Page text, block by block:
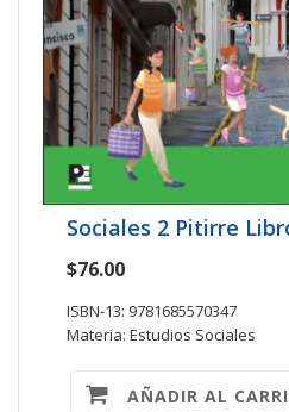
Sociales 2 Pitirre
$76.00
ISBN-13: 9781685570347
Materia: Estudios Sociales
AÑADIR AL